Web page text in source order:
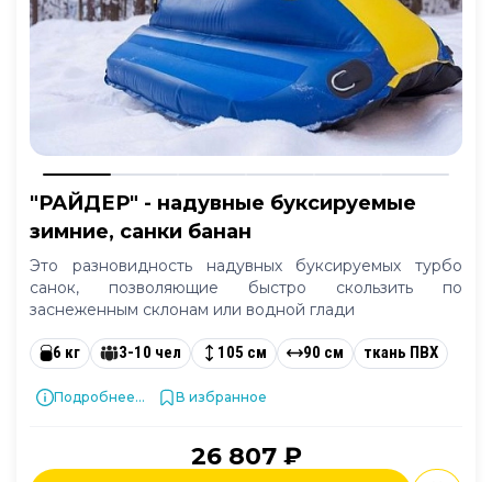
"РАЙДЕР" - надувные буксируемые
зимние, санки банан
Это разновидность надувных буксируемых турбо
санок, позволяющие быстро скользить по
заснеженным склонам или водной глади
6 кг 3-10 чел 105 см 90 см ткань ПВХ
Подробнее... В избранное
26 807 ₽